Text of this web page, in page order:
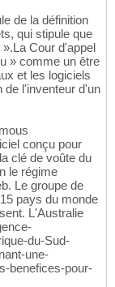
de la définition
qui stipule que
Cour d'appel
» comme un être
et les logiciels
de l'inventeur d'un
conçu pour
clé de voûte du
le régime
Le groupe de
pays du monde
L'Australie
du-Sud-
une-
benefices-pour-